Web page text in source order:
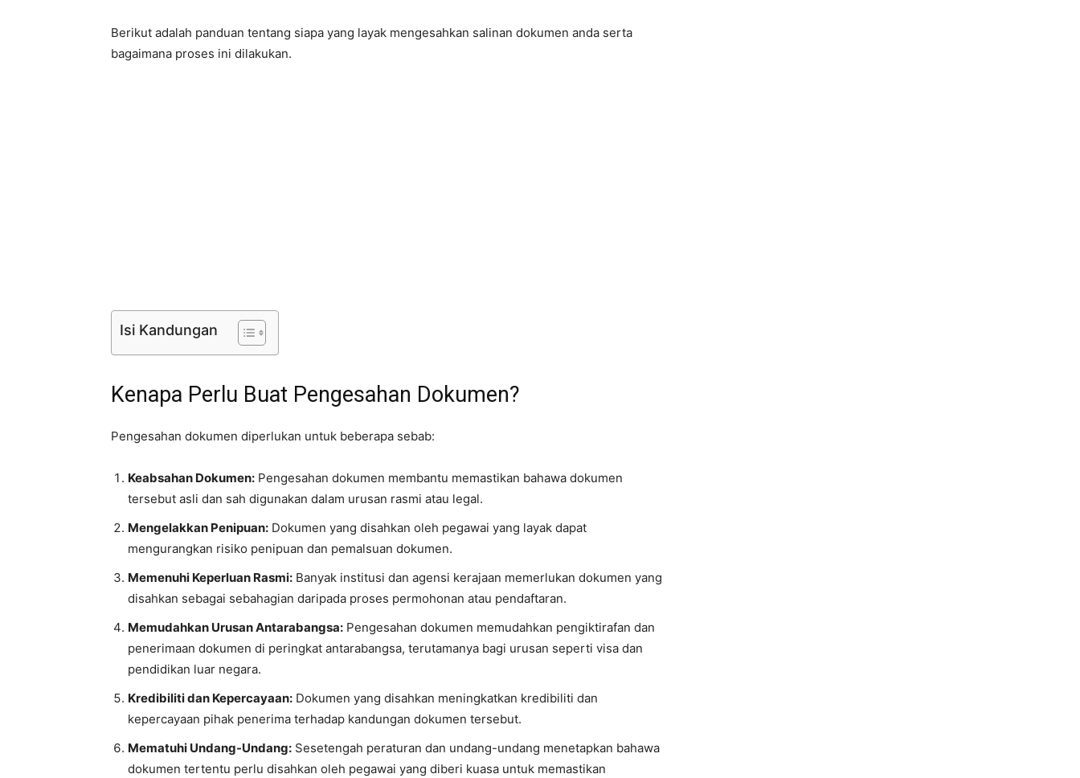
Berikut adalah panduan tentang siapa yang layak mengesahkan salinan dokumen anda serta
bagaimana proses ini dilakukan.
Isi Kandungan
Kenapa Perlu Buat Pengesahan Dokumen?
Pengesahan dokumen diperlukan untuk beberapa sebab:
Keabsahan Dokumen: Pengesahan dokumen membantu memastikan bahawa dokumen
tersebut asli dan sah digunakan dalam urusan rasmi atau legal.
Mengelakkan Penipuan: Dokumen yang disahkan oleh pegawai yang layak dapat
mengurangkan risiko penipuan dan pemalsuan dokumen.
Memenuhi Keperluan Rasmi: Banyak institusi dan agensi kerajaan memerlukan dokumen yang
disahkan sebagai sebahagian daripada proses permohonan atau pendaftaran.
Memudahkan Urusan Antarabangsa: Pengesahan dokumen memudahkan pengiktirafan dan
penerimaan dokumen di peringkat antarabangsa, terutamanya bagi urusan seperti visa dan
pendidikan luar negara.
Kredibiliti dan Kepercayaan: Dokumen yang disahkan meningkatkan kredibiliti dan
kepercayaan pihak penerima terhadap kandungan dokumen tersebut.
Mematuhi Undang-Undang: Sesetengah peraturan dan undang-undang menetapkan bahawa
dokumen tertentu perlu disahkan oleh pegawai yang diberi kuasa untuk memastikan